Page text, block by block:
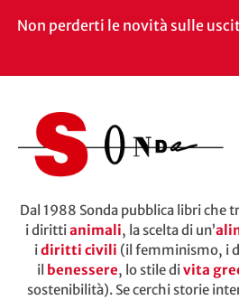
Non perderti le novità sulle
Dal 1988 Sonda pubblica libri che
i dirittianimali, la scelta di un’
idiritti civili (il femminismo, i
il benessere, lo stile divita
sostenibilità). Se cerchi storie